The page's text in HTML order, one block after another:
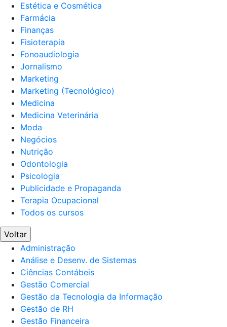
Estética e Cosmética
Farmácia
Finanças
Fisioterapia
Fonoaudiologia
Jornalismo
Marketing
Marketing (Tecnológico)
Medicina
Medicina Veterinária
Moda
Negócios
Nutrição
Odontologia
Psicologia
Publicidade e Propaganda
Terapia Ocupacional
Todos os cursos
Voltar
Administração
Análise e Desenv. de Sistemas
Ciências Contábeis
Gestão Comercial
Gestão da Tecnologia da Informação
Gestão de RH
Gestão Financeira